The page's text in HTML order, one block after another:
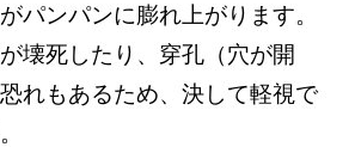
パンパンに膨れ上がります。
壊死したり、穿孔（穴が開
れもあるため、決して軽視で